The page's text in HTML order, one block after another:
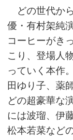
どの世代か
優・有村架純
コーヒーがき
こり、登場人
っていく本作
田ゆり子、薬
どの超豪華な
には波瑠、伊
松本若菜など